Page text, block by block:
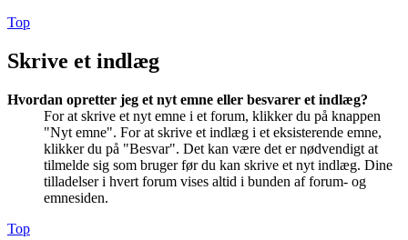
Top
Skrive et indlæg
Hvordan opretter jeg et nyt emne eller besvarer et indlæg?
For at skrive et nyt emne i et forum, klikker du på knappen
"Nyt emne". For at skrive et indlæg i et eksisterende emne,
klikker du på "Besvar". Det kan være det er nødvendigt at
tilmelde sig som bruger før du kan skrive et nyt indlæg. Dine
tilladelser i hvert forum vises altid i bunden af forum- og
emnesiden.
Top